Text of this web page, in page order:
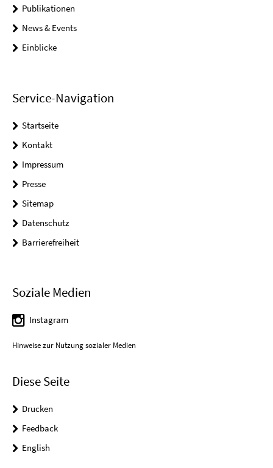
Publikationen
News & Events
Einblicke
Service-Navigation
Startseite
Kontakt
Impressum
Presse
Sitemap
Datenschutz
Barrierefreiheit
Soziale Medien
Instagram
Hinweise zur Nutzung sozialer Medien
Diese Seite
Drucken
Feedback
English